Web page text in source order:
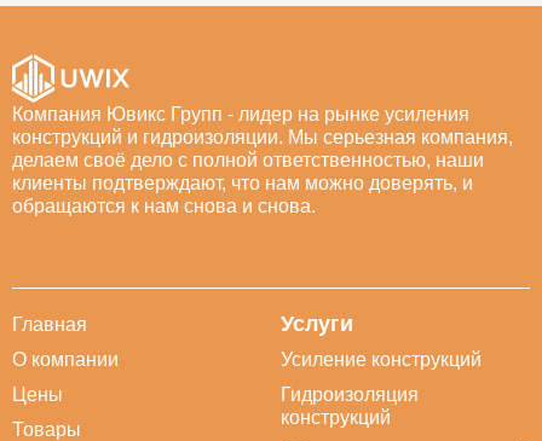
Компания Ювикс Групп - лидер на рынке усиления
конструкций и гидроизоляции. Мы серьезная компания,
делаем своё дело с полной ответственностью, наши
клиенты подтверждают, что нам можно доверять, и
обращаются к нам снова и снова.
Главная
О компании
Цены
Товары
Услуги
Усиление конструкций
Гидроизоляция
конструкций